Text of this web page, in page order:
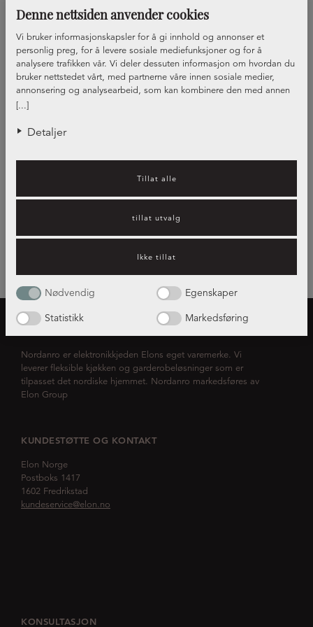
Denne nettsiden anvender cookies
[...]
Vi bruker informasjonskapsler for å gi innhold og annonser et
personlig preg, for å levere sosiale mediefunksjoner og for å
analysere trafikken vår. Vi deler dessuten informasjon om hvordan du
bruker nettstedet vårt, med partnerne våre innen sosiale medier,
annonsering og analysearbeid, som kan kombinere den med annen
informasjon du har gjort tilgjengelig for dem, eller som de har samlet
Detaljer
Tillat alle
tillat utvalg
Ikke tillat
Nødvendig
Egenskaper
Statistikk
Markedsføring
Nordanro er elektronikkjeden Elons eget varemerke. Vi
leverer fleksible kjøkken og garderobeløsninger som er
tilpasset det nordiske hjemmet. Nordanro markedsføres av
Elon Group
KUNDESTØTTE OG KONTAKT
Elon Norge
Postboks 1417
1602 Fredrikstad
kundeservice@elon.no
KONSULTASJON